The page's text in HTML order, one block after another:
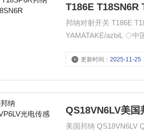
T186E T18SN6R
邦纳对射开关 T186E
YAMATAKE/azbiL ◇中
更新时间：2025-11-25
QS18VN6LV美国
美国邦纳 QS18VN6LV QS18VP6LV光电传感器 测量与检测产品经典高效的测量与检测、超声波、激光产